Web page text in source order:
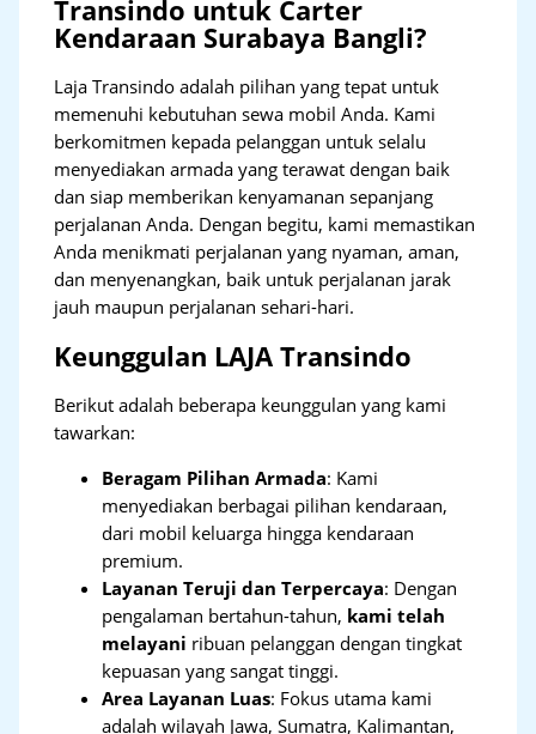
Transindo untuk Carter
Kendaraan Surabaya Bangli?
Laja Transindo adalah pilihan yang tepat untuk
memenuhi kebutuhan sewa mobil Anda. Kami
berkomitmen kepada pelanggan untuk selalu
menyediakan armada yang terawat dengan baik
dan siap memberikan kenyamanan sepanjang
perjalanan Anda. Dengan begitu, kami memastikan
Anda menikmati perjalanan yang nyaman, aman,
dan menyenangkan, baik untuk perjalanan jarak
jauh maupun perjalanan sehari-hari.
Keunggulan LAJA Transindo
Berikut adalah beberapa keunggulan yang kami
tawarkan:
Beragam Pilihan Armada: Kami
menyediakan berbagai pilihan kendaraan,
dari mobil keluarga hingga kendaraan
premium.
Layanan Teruji dan Terpercaya: Dengan
pengalaman bertahun-tahun, kami telah
melayani ribuan pelanggan dengan tingkat
kepuasan yang sangat tinggi.
Area Layanan Luas: Fokus utama kami
adalah wilayah Jawa, Sumatra, Kalimantan,